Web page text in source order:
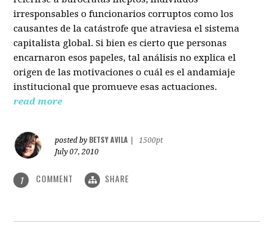
irresponsables o funcionarios corruptos como los
causantes de la catástrofe que atraviesa el sistema
capitalista global. Si bien es cierto que personas
encarnaron esos papeles, tal análisis no explica el
origen de las motivaciones o cuál es el andamiaje
institucional que promueve esas actuaciones.
read more
posted by BETSY AVILA
1500pt
July 07, 2010
1 COMMENT SHARE